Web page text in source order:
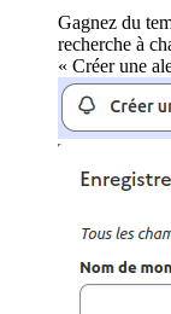
Gagnez du
recherche à
« Créer une